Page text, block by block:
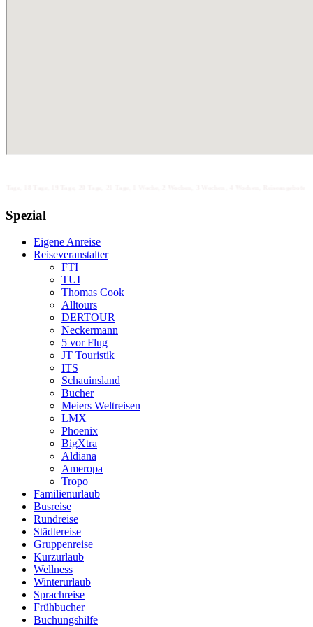
Spezial
Eigene Anreise
Reiseveranstalter
FTI
TUI
Thomas Cook
Alltours
DERTOUR
Neckermann
5 vor Flug
JT Touristik
ITS
Schauinsland
Bucher
Meiers Weltreisen
LMX
Phoenix
BigXtra
Aldiana
Ameropa
Tropo
Familienurlaub
Busreise
Rundreise
Städtereise
Gruppenreise
Kurzurlaub
Wellness
Winterurlaub
Sprachreise
Frühbucher
Buchungshilfe